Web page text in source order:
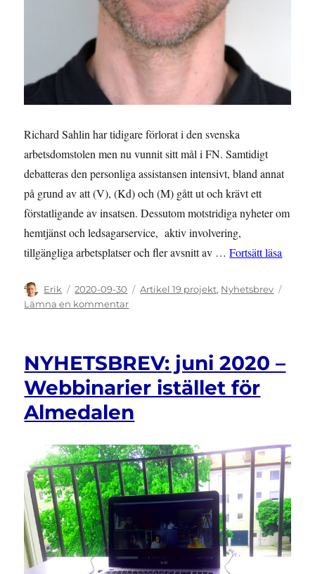
Richard Sahlin har tidigare förlorat i den svenska
arbetsdomstolen men nu vunnit sitt mål i FN. Samtidigt
debatteras den personliga assistansen intensivt, bland annat
på grund av att (V), (Kd) och (M) gått ut och krävt ett
förstatligande av insatsen. Dessutom motstridiga nyheter om
hemtjänst och ledsagarservice, aktiv involvering,
tillgängliga arbetsplatser och fler avsnitt av …Fortsätt läsa
Författare
Erik
Publicerat
den
2020-09-30 Kategorier
Artikel 19 projekt, Nyhetsbrev
Lämna en kommentartill
–
FN
underkänner
svensk
rätt
NYHETSBREV: juni 2020 –
Webbinarier istället för
Almedalen